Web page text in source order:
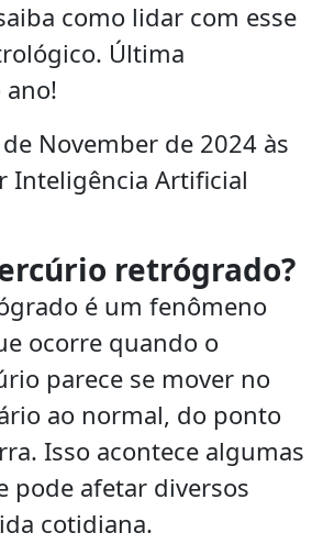
como lidar com esse
Última
November de 2024 às
Inteligência Artificial
retrógrado?
é um fenômeno
ocorre quando o
parece se mover no
ao normal, do ponto
Isso acontece algumas
pode afetar diversos
cotidiana.